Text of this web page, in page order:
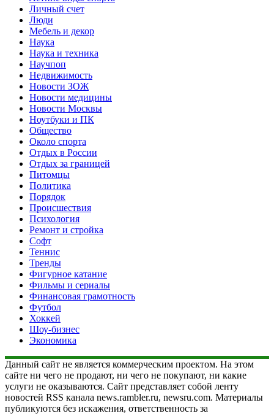
Личный счет
Люди
Мебель и декор
Наука
Наука и техника
Научпоп
Недвижимость
Новости ЗОЖ
Новости медицины
Новости Москвы
Ноутбуки и ПК
Общество
Около спорта
Отдых в России
Отдых за границей
Питомцы
Политика
Порядок
Происшествия
Психология
Ремонт и стройка
Софт
Теннис
Тренды
Фигурное катание
Фильмы и сериалы
Финансовая грамотность
Футбол
Хоккей
Шоу-бизнес
Экономика
Данный сайт не является коммерческим проектом. На этом
сайте ни чего не продают, ни чего не покупают, ни какие
услуги не оказываются. Сайт представляет собой ленту
новостей RSS канала news.rambler.ru, newsru.com. Материалы
публикуются без искажения, ответственность за